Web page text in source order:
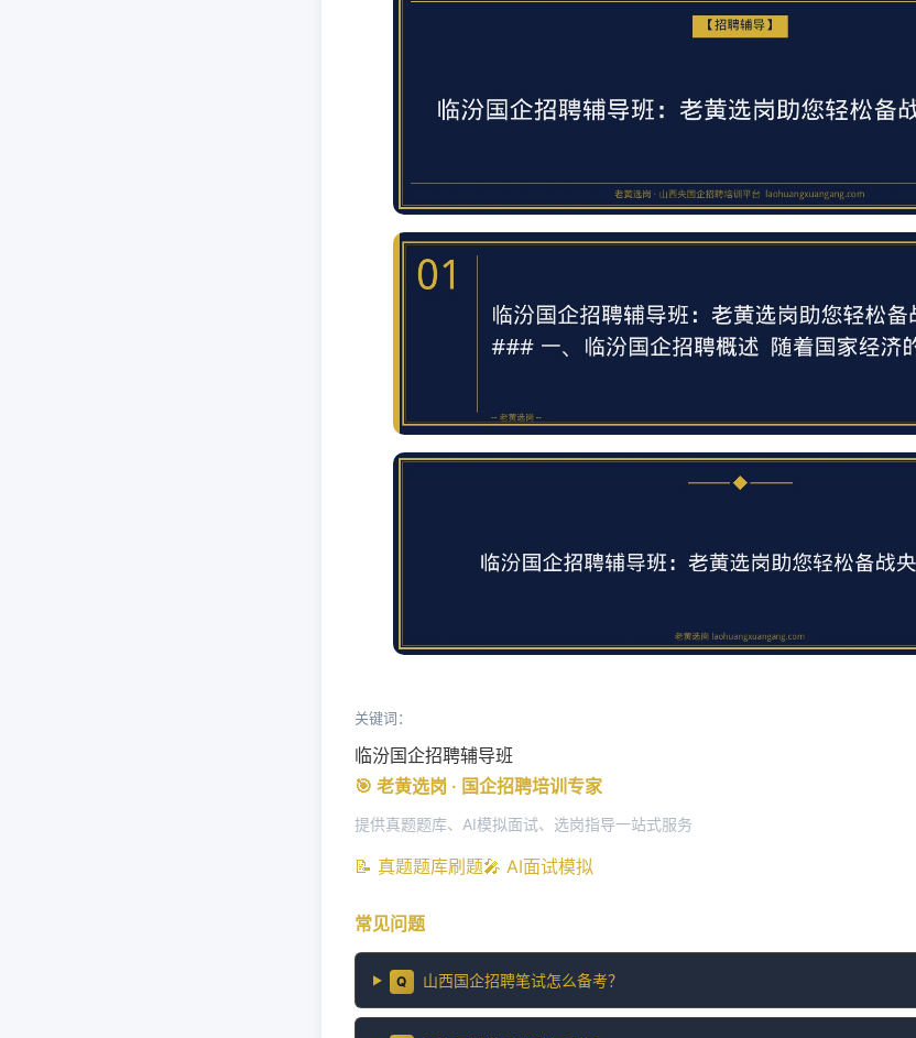
关键词：
临汾国企招聘辅导班
🎯 老黄选岗 · 国企招聘培训专家
提供真题题库、AI模拟面试、选岗指导一站式服务
📝 真题题库刷题🎤 AI面试模拟
常见问题
Q 山西国企招聘笔试怎么备考？